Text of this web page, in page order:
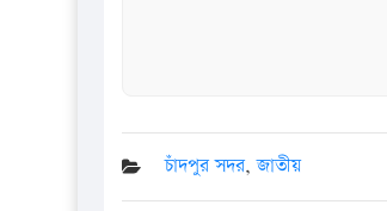
চাঁদপুর সদর,জাতীয়